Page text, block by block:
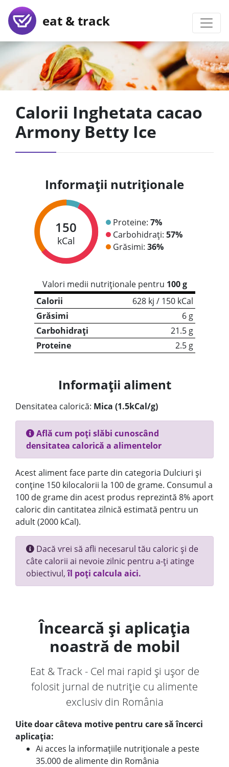
eat & track
Calorii Inghetata cacao
Armony Betty Ice
Informații nutriționale
150
kCal
Proteine: 7%
Carbohidrați: 57%
Grăsimi: 36%
Valori medii nutriționale pentru 100 g
Calorii
628 kj / 150 kCal
Grăsimi
6 g
Carbohidrați
21.5 g
Proteine
2.5 g
Informații aliment
Densitatea calorică: Mica (1.5kCal/g)
Află cum poți slăbi cunoscând
densitatea calorică a alimentelor
Acest aliment face parte din categoria Dulciuri și
conține 150 kilocalorii la 100 de grame. Consumul a
100 de grame din acest produs reprezintă 8% aport
caloric din cantitatea zilnică estimată pentru un
adult (2000 kCal).
Dacă vrei să afli necesarul tău caloric și de
câte calorii ai nevoie zilnic pentru a-ți atinge
obiectivul,îl poți calcula aici.
Încearcă și aplicația
noastră de mobil
Eat & Track - Cel mai rapid și ușor de
folosit jurnal de nutriție cu alimente
exclusiv din România
Uite doar câteva motive pentru care să încerci
aplicația:
Ai acces la informațiile nutriționale a peste
35.000 de alimente din România